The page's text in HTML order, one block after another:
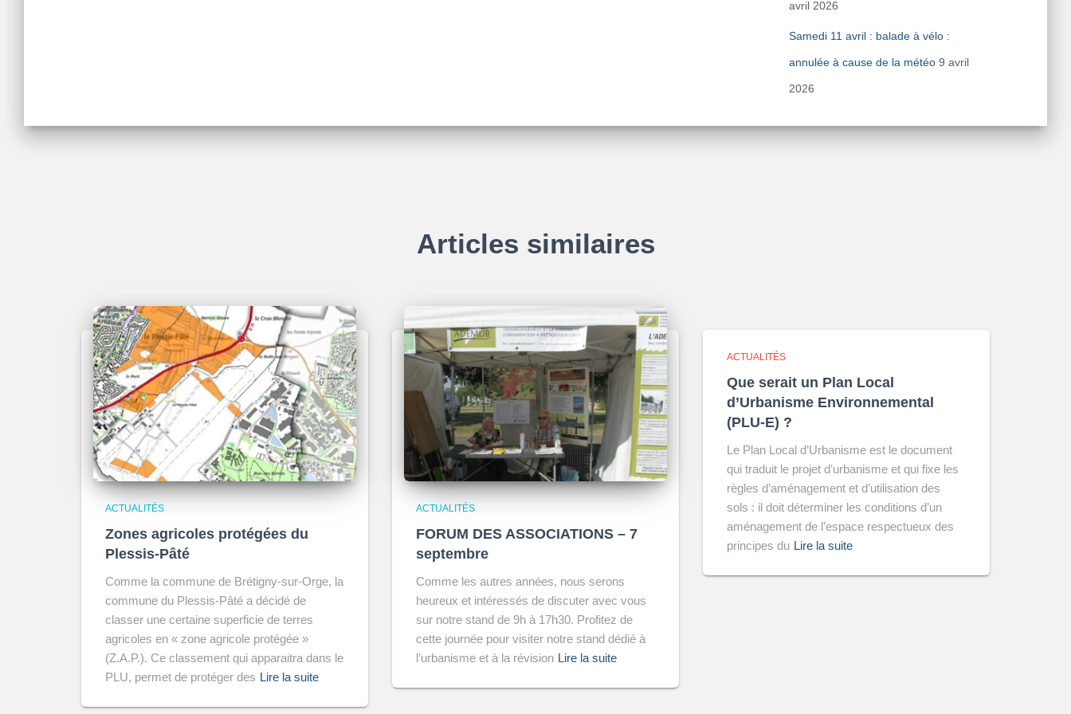
avril 2026
Samedi 11 avril : balade à vélo :
annulée à cause de la météo 9 avril
2026
Articles similaires
ACTUALITÉS
Zones agricoles protégées du
Plessis-Pâté
Comme la commune de Brétigny-sur-Orge, la
commune du Plessis-Pâté a décidé de
classer une certaine superficie de terres
agricoles en « zone agricole protégée »
(Z.A.P.). Ce classement qui apparaitra dans le
PLU, permet de protéger des Lire la suite
ACTUALITÉS
FORUM DES ASSOCIATIONS – 7
septembre
Comme les autres années, nous serons
heureux et intéressés de discuter avec vous
sur notre stand de 9h à 17h30. Profitez de
cette journée pour visiter notre stand dédié à
l’urbanisme et à la révision Lire la suite
ACTUALITÉS
Que serait un Plan Local
d’Urbanisme Environnemental
(PLU-E) ?
Le Plan Local d’Urbanisme est le document
qui traduit le projet d’urbanisme et qui fixe les
règles d’aménagement et d’utilisation des
sols : il doit déterminer les conditions d’un
aménagement de l’espace respectueux des
principes du Lire la suite